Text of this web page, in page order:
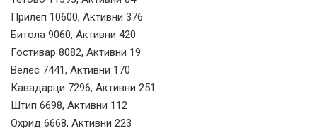
Прилеп 10600, Активни 376
Битола 9060, Активни 420
Гостивар 8082, Активни 19
Велес 7441, Активни 170
Кавадарци 7296, Активни 251
Штип 6698, Активни 112
Охрид 6668, Активни 223